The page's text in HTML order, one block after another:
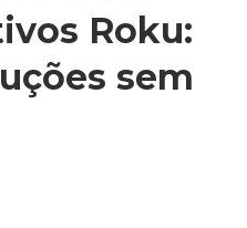
Roku:
sem